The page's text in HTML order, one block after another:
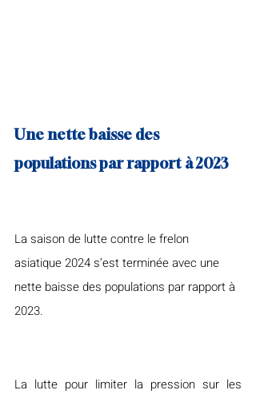
Une nette baisse des
populations par rapport à 2023
La saison de lutte contre le frelon
asiatique 2024 s’est terminée avec une
nette baisse des populations par rapport à
2023.
La lutte pour limiter la pression sur les